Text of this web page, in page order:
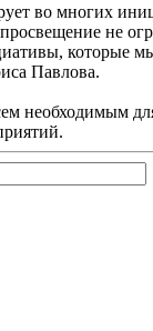
во многих
не
которые
Павлова.
необходимым